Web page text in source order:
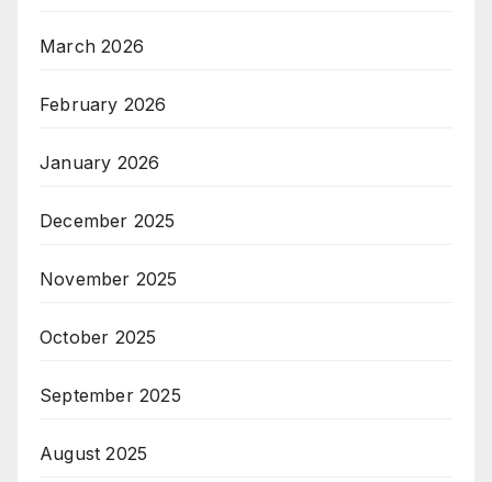
March 2026
February 2026
January 2026
December 2025
November 2025
October 2025
September 2025
August 2025